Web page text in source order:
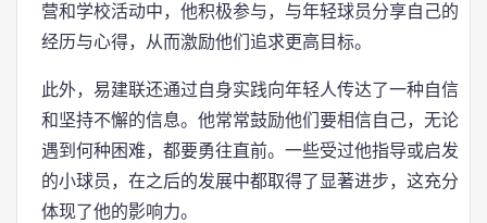
营和学校活动中，他积极参与，与年轻球员分享自己的
经历与心得，从而激励他们追求更高目标。
此外，易建联还通过自身实践向年轻人传达了一种自信
和坚持不懈的信息。他常常鼓励他们要相信自己，无论
遇到何种困难，都要勇往直前。一些受过他指导或启发
的小球员，在之后的发展中都取得了显著进步，这充分
体现了他的影响力。